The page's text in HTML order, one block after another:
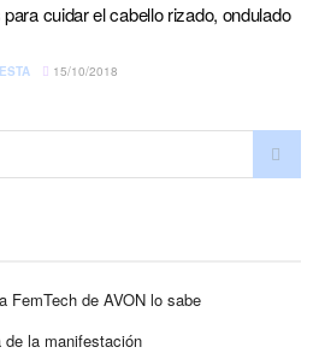
cuidar el cabello rizado, ondulado
15/10/2018
FemTech de AVON lo sabe
de la manifestación